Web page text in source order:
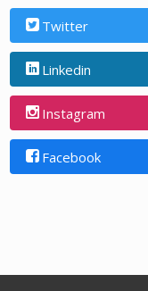
Twitter
Linkedin
Instagram
Facebook